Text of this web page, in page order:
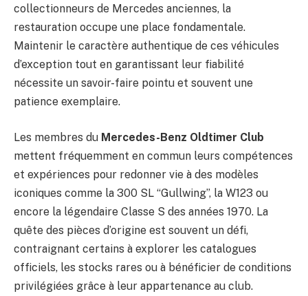
collectionneurs de Mercedes anciennes, la
restauration occupe une place fondamentale.
Maintenir le caractère authentique de ces véhicules
d’exception tout en garantissant leur fiabilité
nécessite un savoir-faire pointu et souvent une
patience exemplaire.
Les membres du Mercedes-Benz Oldtimer Club
mettent fréquemment en commun leurs compétences
et expériences pour redonner vie à des modèles
iconiques comme la 300 SL “Gullwing”, la W123 ou
encore la légendaire Classe S des années 1970. La
quête des pièces d’origine est souvent un défi,
contraignant certains à explorer les catalogues
officiels, les stocks rares ou à bénéficier de conditions
privilégiées grâce à leur appartenance au club.